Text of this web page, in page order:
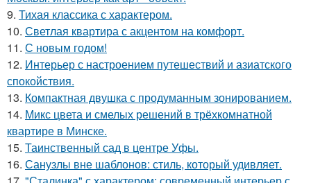
9. Тихая классика с характером.
10. Светлая квартира с акцентом на комфорт.
11. С новым годом!
12. Интерьер с настроением путешествий и азиатского
спокойствия.
13. Компактная двушка с продуманным зонированием.
14. Микс цвета и смелых решений в трёхкомнатной
квартире в Минске.
15. Таинственный сад в центре Уфы.
16. Санузлы вне шаблонов: стиль, который удивляет.